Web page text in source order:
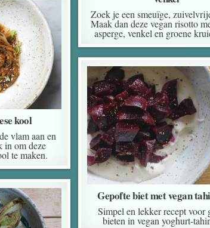
Zoek je een smeuïge,
Maak dan deze vegan risotto
asperge, venkel en groene
kool
vlam aan en
in om deze
te maken.
Gepofte biet met vegan
Simpel en lekker recept voor
bieten in vegan yoghurt-